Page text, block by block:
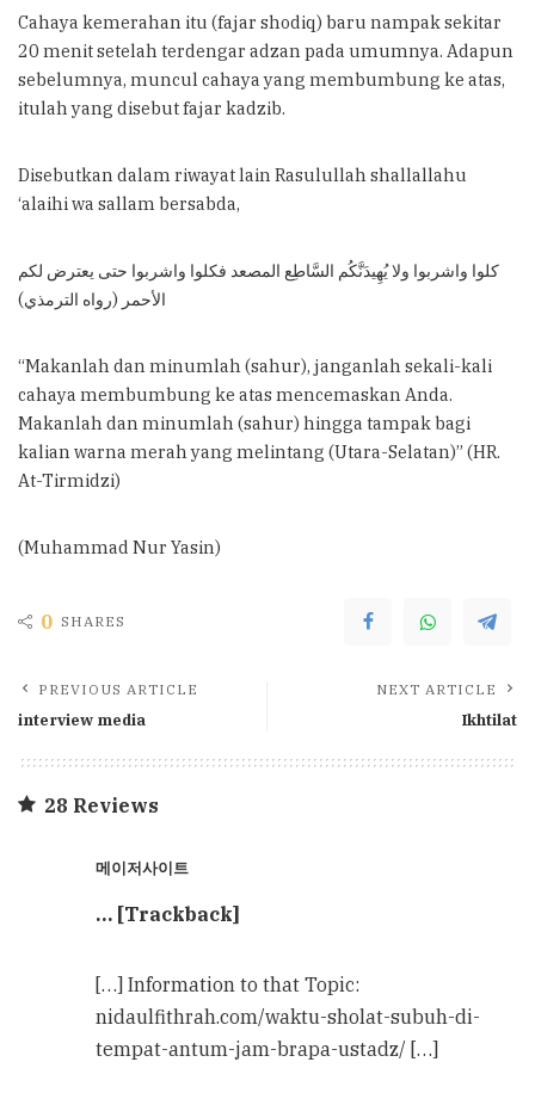
Cahaya kemerahan itu (fajar shodiq) baru nampak sekitar
20 menit setelah terdengar adzan pada umumnya. Adapun
sebelumnya, muncul cahaya yang membumbung ke atas,
itulah yang disebut fajar kadzib.
Disebutkan dalam riwayat lain Rasulullah shallallahu
‘alaihi wa sallam bersabda,
كلوا واشربوا ولا يُهِيدَنَّكُم السَّاطِع المصعد فكلوا واشربوا حتى يعترض لكم
الأحمر (رواه الترمذي)
“Makanlah dan minumlah (sahur), janganlah sekali-kali
cahaya membumbung ke atas mencemaskan Anda.
Makanlah dan minumlah (sahur) hingga tampak bagi
kalian warna merah yang melintang (Utara-Selatan)” (HR.
At-Tirmidzi)
(Muhammad Nur Yasin)
0 SHARES
PREVIOUS ARTICLE
interview media
NEXT ARTICLE
Ikhtilat
28 Reviews
메이저사이트
… [Trackback]
[…] Information to that Topic:
nidaulfithrah.com/waktu-sholat-subuh-di-
tempat-antum-jam-brapa-ustadz/ […]